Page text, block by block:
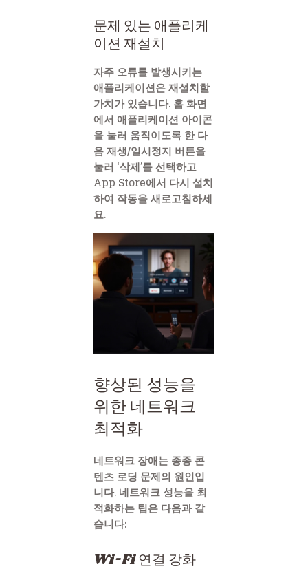
문제 있는 애플리케
이션 재설치
자주 오류를 발생시키는
애플리케이션은 재설치할
가치가 있습니다. 홈 화면
에서 애플리케이션 아이콘
을 눌러 움직이도록 한 다
음 재생/일시정지 버튼을
눌러 ‘삭제’를 선택하고
App Store에서 다시 설치
하여 작동을 새로고침하세
요.
향상된 성능을
위한 네트워크
최적화
네트워크 장애는 종종 콘
텐츠 로딩 문제의 원인입
니다. 네트워크 성능을 최
적화하는 팁은 다음과 같
습니다:
Wi-Fi 연결 강화